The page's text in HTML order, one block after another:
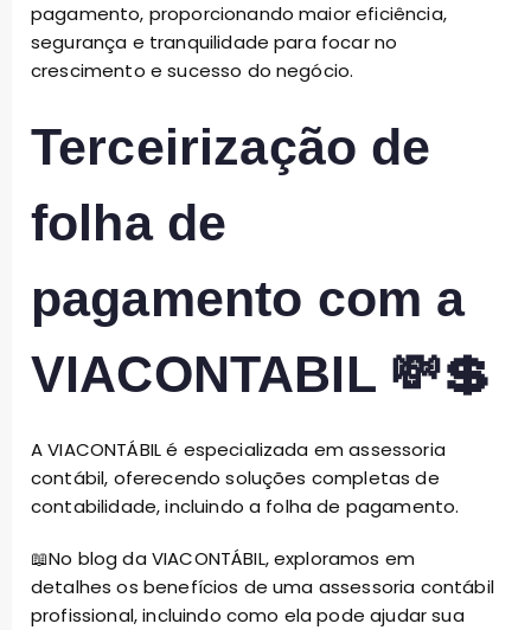
pagamento, proporcionando maior eficiência,
segurança e tranquilidade para focar no
crescimento e sucesso do negócio.
Terceirização de
folha de
pagamento com a
VIACONTABIL 💸💲
AVIACONTÁBILé especializada em assessoria
contábil, oferecendo soluções completas de
contabilidade, incluindo a folha de pagamento.
📖No blogda VIACONTÁBIL, exploramos em
detalhes os benefícios de uma assessoria contábil
profissional, incluindo como ela pode ajudar sua